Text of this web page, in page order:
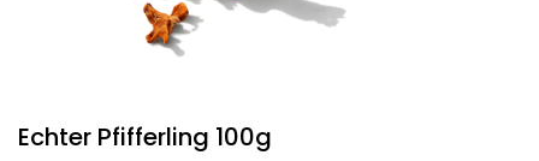
Echter Pfifferling 100g